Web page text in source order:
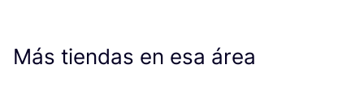
Más tiendas en esa área